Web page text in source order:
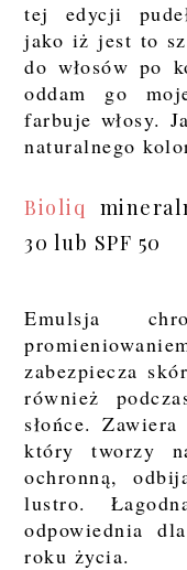
tej edycji
jako iż jest to
do włosów po
oddam go
farbuje włosy.
naturalnego
Bioliq
30 lub SPF 50
Emulsja
zabezpiecza
również
słońce.
który tworzy
ochronną,
lustro.
odpowiednia
roku życia.